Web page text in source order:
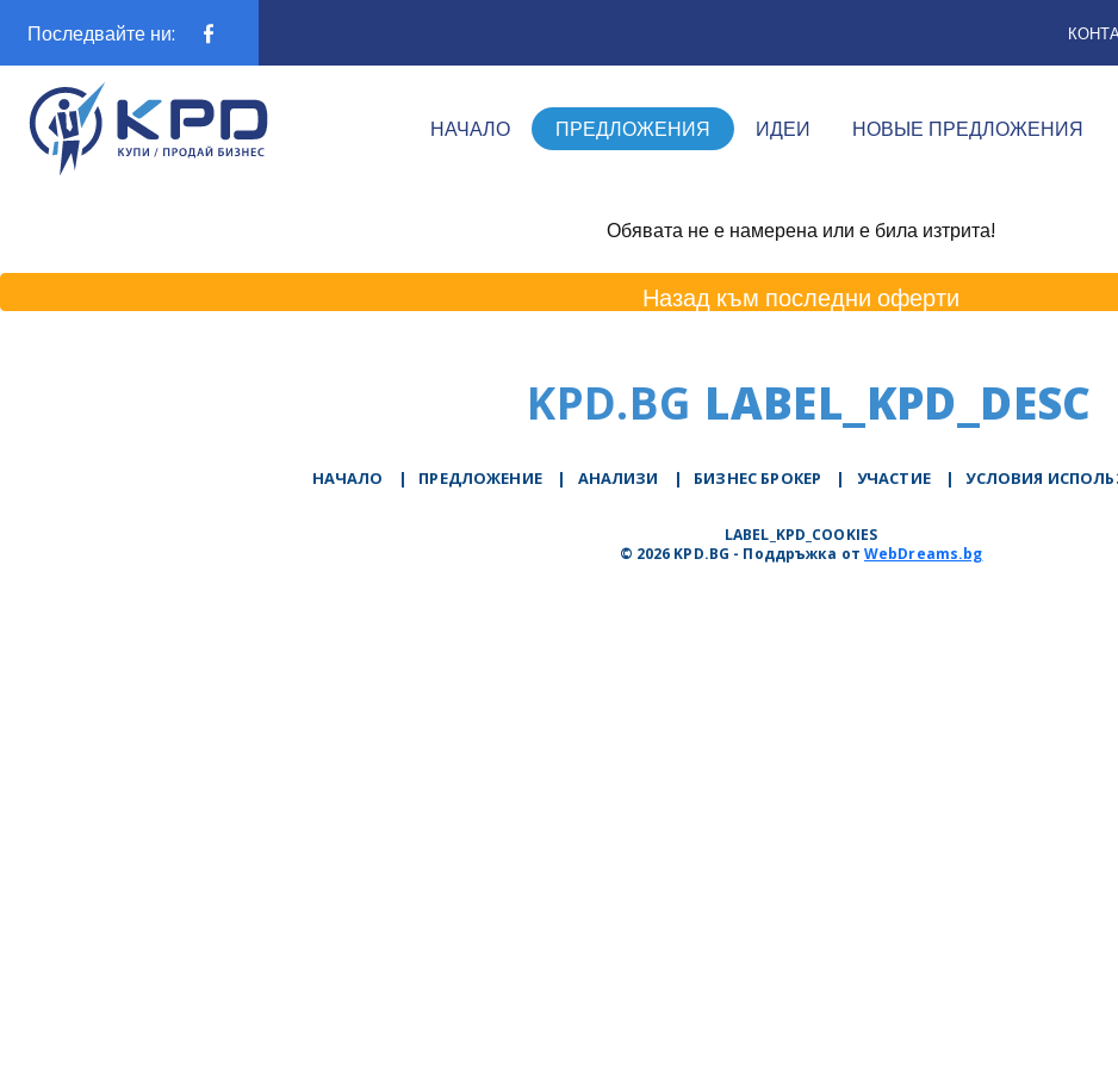
Последвайте ни:
НАЧАЛО ПРЕДЛОЖЕНИЯ ИДЕИ НОВЫЕ ПРЕДЛОЖЕНИЯ
Обявата не е намерена или е била изтрита!
Назад към последни оферти
KPD.BG LABEL_KPD_DESC
НАЧАЛО | ПРЕДЛОЖЕНИЕ | АНАЛИЗИ | БИЗНЕС БРОКЕР | УЧАСТИЕ | УСЛОВИЯ
LABEL_KPD_COOKIES
© 2026 KPD.BG - Поддръжка отWebDreams.bg